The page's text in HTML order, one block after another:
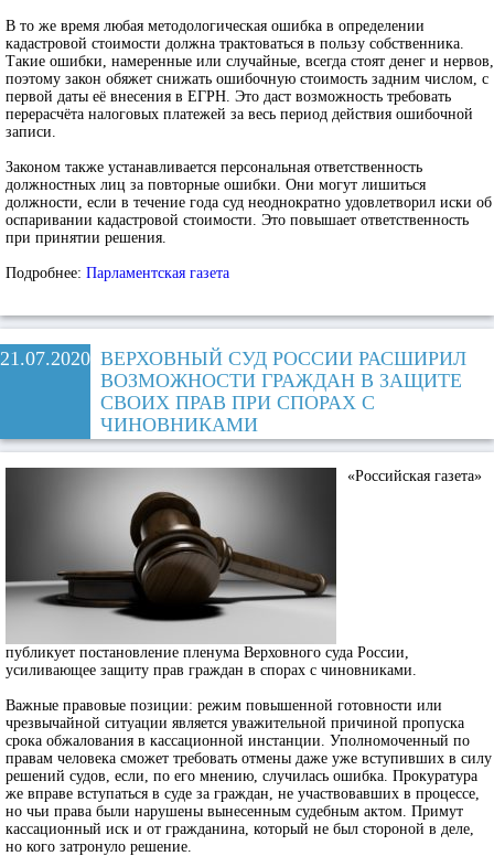
В то же время любая методологическая ошибка в определении
кадастровой стоимости должна трактоваться в пользу собственника.
Такие ошибки, намеренные или случайные, всегда стоят денег и нервов,
поэтому закон обяжет снижать ошибочную стоимость задним числом, с
первой даты её внесения в ЕГРН. Это даст возможность требовать
перерасчёта налоговых платежей за весь период действия ошибочной
записи.
Законом также устанавливается персональная ответственность
должностных лиц за повторные ошибки. Они могут лишиться
должности, если в течение года суд неоднократно удовлетворил иски об
оспаривании кадастровой стоимости. Это повышает ответственность
при принятии решения.
Подробнее: Парламентская газета
21.07.2020 ВЕРХОВНЫЙ СУД РОССИИ РАСШИРИЛ
ВОЗМОЖНОСТИ ГРАЖДАН В ЗАЩИТЕ
СВОИХ ПРАВ ПРИ СПОРАХ С
ЧИНОВНИКАМИ
«Российская газета»
публикует постановление пленума Верховного суда России,
усиливающее защиту прав граждан в спорах с чиновниками.
Важные правовые позиции: режим повышенной готовности или
чрезвычайной ситуации является уважительной причиной пропуска
срока обжалования в кассационной инстанции. Уполномоченный по
правам человека сможет требовать отмены даже уже вступивших в силу
решений судов, если, по его мнению, случилась ошибка. Прокуратура
же вправе вступаться в суде за граждан, не участвовавших в процессе,
но чьи права были нарушены вынесенным судебным актом. Примут
кассационный иск и от гражданина, который не был стороной в деле,
но кого затронуло решение.